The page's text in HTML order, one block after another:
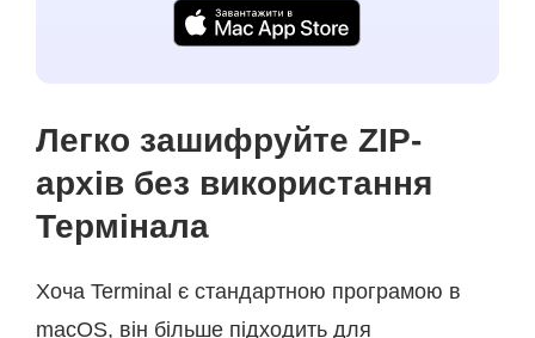
Легко зашифруйте ZIP-
архів без використання
Термінала
Хоча Terminal є стандартною програмою в
macOS, він більше підходить для